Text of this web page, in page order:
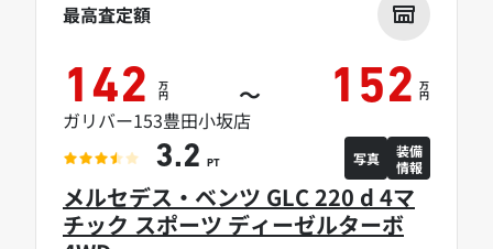
メルセデス・ベンツ GLC 220 d 4マ
チック スポーツ ディーゼルターボ
最高査定額
142 万
円 ～ 152 万
円
ガリバー153豊田小坂店
3.2 PT 写真
装備
情報